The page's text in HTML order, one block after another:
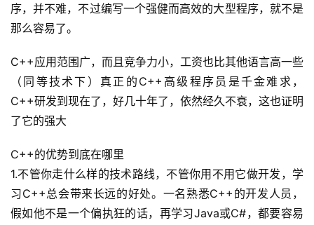
开
代
码
常
链
接
序，并不难，不过编写一个强健而高效的大型程序，就不是
那么容易了。
C++应用范围广，而且竞争力小，工资也比其他语言高一些
（同等技术下）真正的C++高级程序员是千金难求，
C++研发到现在了，好几十年了，依然经久不衰，这也证明
了它的强大
C++的优势到底在哪里
1.不管你走什么样的技术路线，不管你用不用它做开发，学
习C++总会带来长远的好处。一名熟悉C++的开发人员，
假如他不是一个偏执狂的话，再学习Java或C#，都要容易